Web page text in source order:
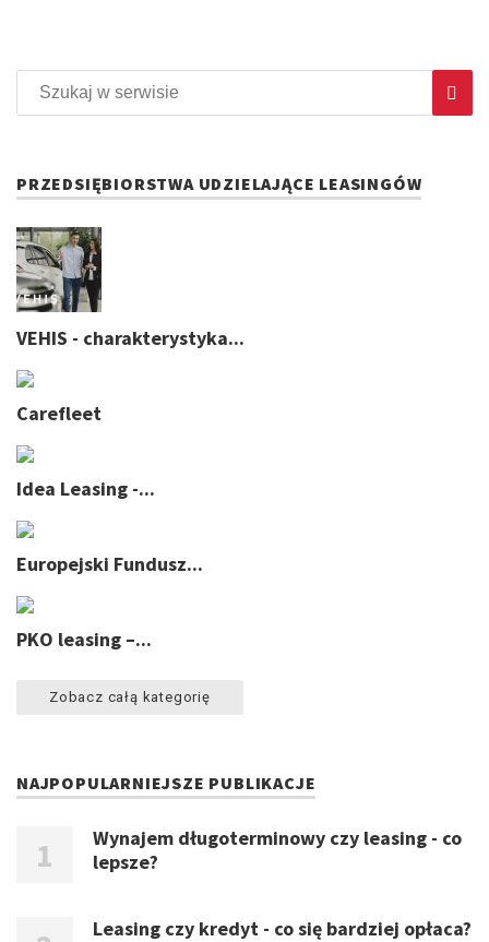
PRZEDSIĘBIORSTWA UDZIELAJĄCE LEASINGÓW
VEHIS - charakterystyka...
Carefleet
Idea Leasing -...
Europejski Fundusz...
PKO leasing –...
Zobacz całą kategorię
NAJPOPULARNIEJSZE PUBLIKACJE
Wynajem długoterminowy czy leasing - co
lepsze?
Leasing czy kredyt - co się bardziej opłaca?